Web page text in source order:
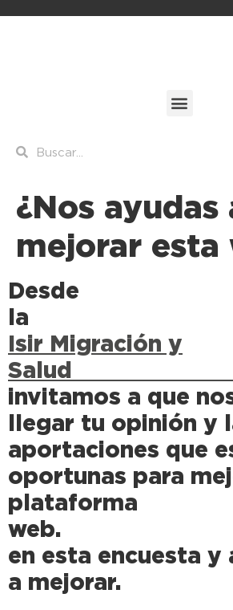
¿Nos ayudas
mejorar esta
Desde
Isir Migración y
invitamos a que
llegar tu opinión y
aportaciones que
oportunas para
plataforma
en esta encuesta y
a mejorar.